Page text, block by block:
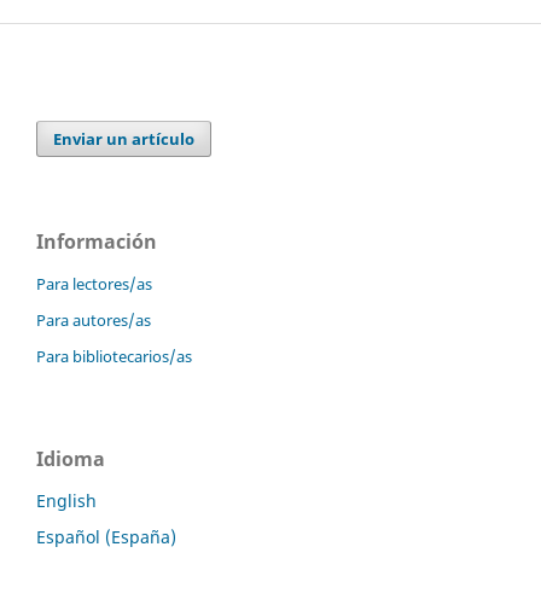
Enviar un artículo
Información
Para lectores/as
Para autores/as
Para bibliotecarios/as
Idioma
English
Español (España)